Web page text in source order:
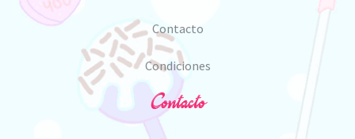
Contacto
Condiciones
Contacto